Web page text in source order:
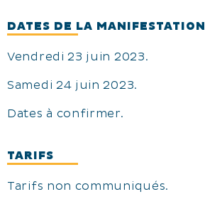
DATES DE LA MANIFESTATION
Vendredi 23 juin 2023.
Samedi 24 juin 2023.
Dates à confirmer.
TARIFS
Tarifs non communiqués.